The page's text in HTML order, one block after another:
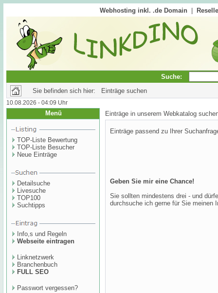
Webhosting inkl. .de Domain
Suche:
Sie befinden sich hier: Einträge suchen
10.08.2026 - 04:09 Uhr
Menü
TOP-Liste Bewertung
TOP-Liste Besucher
Neue Einträge
Detailsuche
Livesuche
TOP100
Suchtipps
Info,s und Regeln
Webseite eintragen
Linknetzwerk
Branchenbuch
FULL SEO
Passwort vergessen?
Einträge in unserem Webkatalog
Einträge passend zu Ihrer
Geben Sie mir eine Chance!
Sie sollten mindestens drei - und
durchsuche ich gerne für Sie meinen